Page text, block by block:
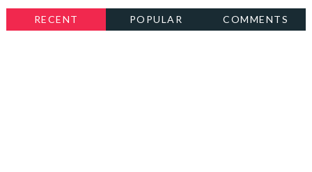
RECENT POPULAR COMMENTS